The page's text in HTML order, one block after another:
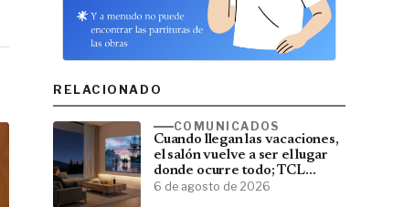
RELACIONADO
COMUNICADOS
Cuando llegan las vacaciones,
el salón vuelve a ser el lugar
donde ocurre todo; TCL
convierte el televisor en el
6 de agosto de 2026